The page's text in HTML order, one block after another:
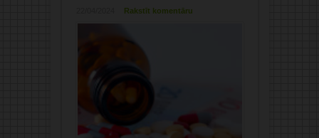
Rakstīt komentāru